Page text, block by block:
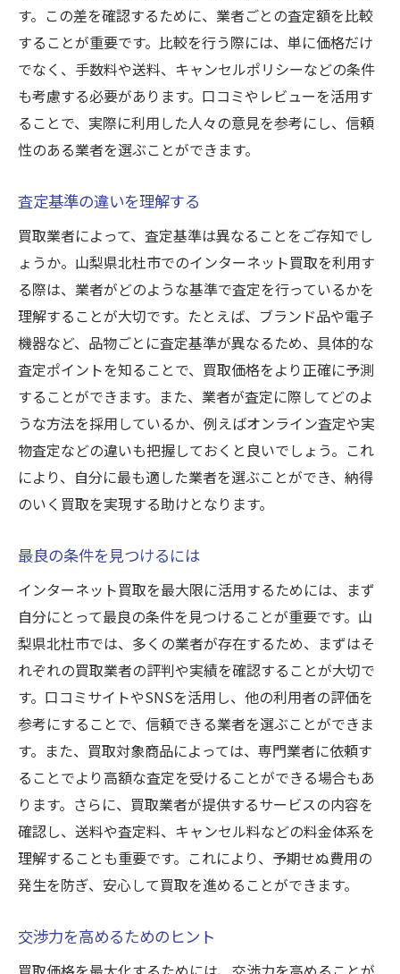
す。この差を確認するために、業者ごとの査定額を比較
することが重要です。比較を行う際には、単に価格だけ
でなく、手数料や送料、キャンセルポリシーなどの条件
も考慮する必要があります。口コミやレビューを活用す
ることで、実際に利用した人々の意見を参考にし、信頼
性のある業者を選ぶことができます。
査定基準の違いを理解する
買取業者によって、査定基準は異なることをご存知でし
ょうか。山梨県北杜市でのインターネット買取を利用す
る際は、業者がどのような基準で査定を行っているかを
理解することが大切です。たとえば、ブランド品や電子
機器など、品物ごとに査定基準が異なるため、具体的な
査定ポイントを知ることで、買取価格をより正確に予測
することができます。また、業者が査定に際してどのよ
うな方法を採用しているか、例えばオンライン査定や実
物査定などの違いも把握しておくと良いでしょう。これ
により、自分に最も適した業者を選ぶことができ、納得
のいく買取を実現する助けとなります。
最良の条件を見つけるには
インターネット買取を最大限に活用するためには、まず
自分にとって最良の条件を見つけることが重要です。山
梨県北杜市では、多くの業者が存在するため、まずはそ
れぞれの買取業者の評判や実績を確認することが大切で
す。口コミサイトやSNSを活用し、他の利用者の評価を
参考にすることで、信頼できる業者を選ぶことができま
す。また、買取対象商品によっては、専門業者に依頼す
ることでより高額な査定を受けることができる場合もあ
ります。さらに、買取業者が提供するサービスの内容を
確認し、送料や査定料、キャンセル料などの料金体系を
理解することも重要です。これにより、予期せぬ費用の
発生を防ぎ、安心して買取を進めることができます。
交渉力を高めるためのヒント